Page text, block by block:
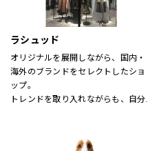
ラシュッド
オリジナルを展開しながら、国内・
海外のブランドをセレクトしたショ
ップ。
トレンドを取り入れながらも、自分